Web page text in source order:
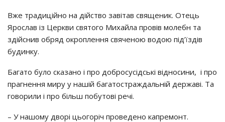
Вже традиційно на дійство завітав священик. Отець
Ярослав із Церкви святого Михайла провів молебн та
здійснив обряд окроплення свяченою водою під’їздів
будинку.
Багато було сказано і про добросусідські відносини, і про
прагнення миру у нашій багатостраждальній державі. Та
говорили і про більш побутові речі.
– У нашому дворі цьогоріч проведено капремонт.